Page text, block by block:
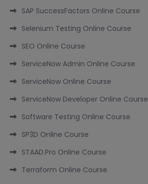
SAP SuccessFactors Online Course
Selenium Testing Online Course
SEO Online Course
ServiceNow Admin Online Course
ServiceNow Online Course
ServiceNow Developer Online Course
Software Testing Online Course
SP3D Online Course
STAAD.Pro Online Course
Terraform Online Course